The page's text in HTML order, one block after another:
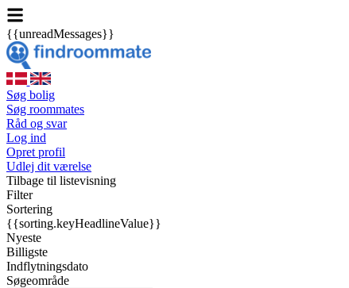
{{unreadMessages}}
Søg bolig
Søg roommates
Råd og svar
Log ind
Opret profil
Udlej dit værelse
Tilbage til listevisning
Filter
Sortering
{{sorting.keyHeadlineValue}}
Nyeste
Billigste
Indflytningsdato
Søgeområde